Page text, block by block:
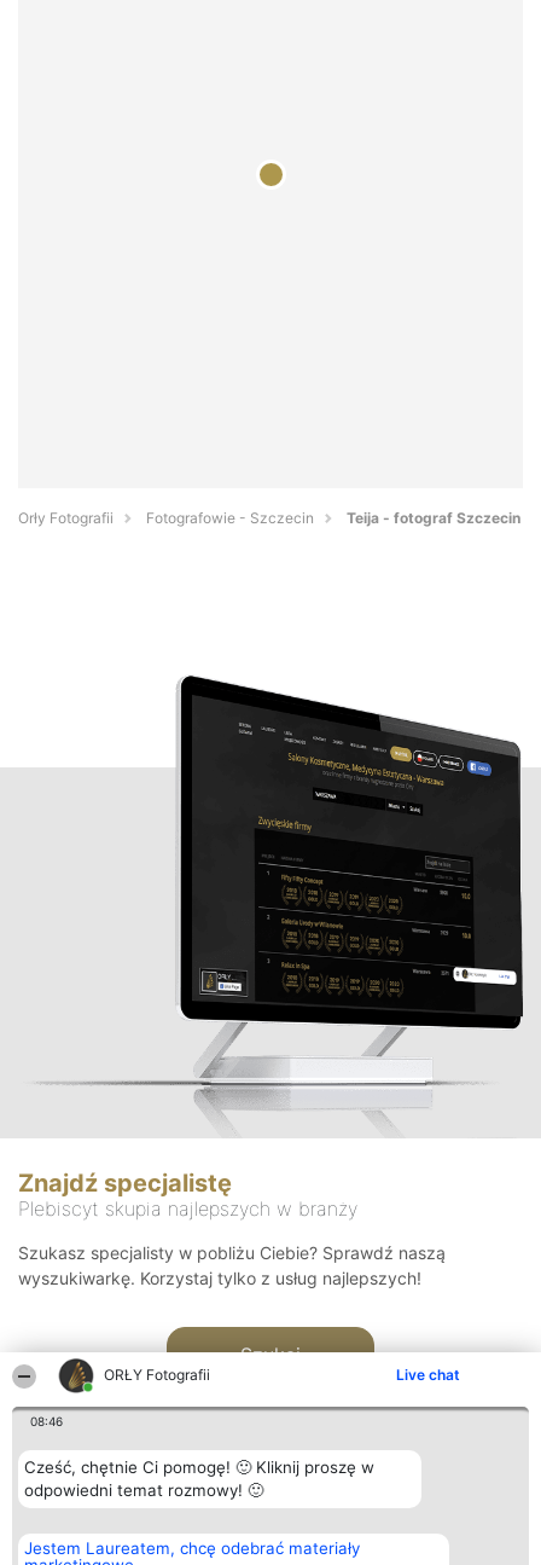
ORŁY Fotografii Live chat
08:46
Cześć, chętnie Ci pomogę! 🙂 Kliknij proszę w
odpowiedni temat rozmowy! 🙂
Jestem Laureatem, chcę odebrać materiały
Orły Fotografii Fotografowie - Szczecin Teija - fotograf Szczecin
Znajdź specjalistę
Plebiscyt skupia najlepszych w branży
Szukasz specjalisty w pobliżu Ciebie? Sprawdź naszą
wyszukiwarkę. Korzystaj tylko z usług najlepszych!
Szukaj
Organizator plebiscytu
Bright Side Solutions sp. z o.
Plebiscyt
Laureaci
Kontakt
Kontakt